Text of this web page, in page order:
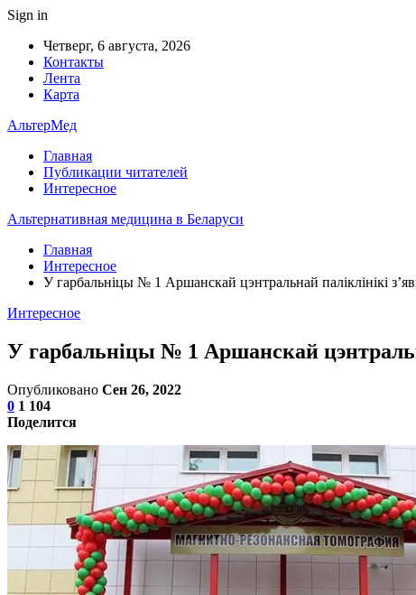
Sign in
Четверг, 6 августа, 2026
Контакты
Лента
Карта
АльтерМед
Главная
Публикации читателей
Интересное
Альтернативная медицина в Беларуси
Главная
Интересное
У гарбальніцы № 1 Аршанскай цэнтральнай паліклінікі
Интересное
У гарбальніцы № 1 Аршанскай
Опубликовано Сен 26, 2022
0 1 104
Поделится